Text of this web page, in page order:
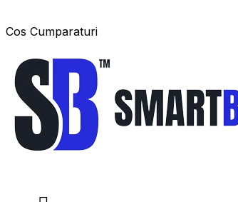
Cos Cumparaturi